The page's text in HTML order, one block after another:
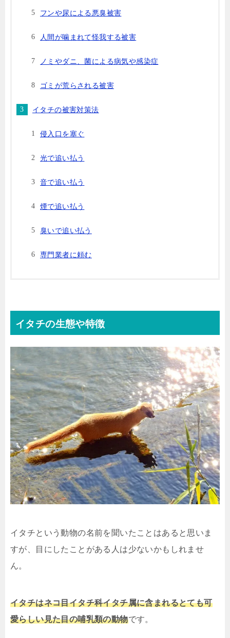
フンや尿による悪臭被害
人間が噛まれて怪我する被害
ノミやダニ、菌による病気や感染症
ゴミが荒らされる被害
イタチの被害対策法
侵入口を塞ぐ
光で追い払う
音で追い払う
煙で追い払う
臭いで追い払う
専門業者に頼む
イタチの生態や特徴
イタチという動物の名前を聞いたことはあると思いま
すが、目にしたことがある人は少ないかもしれませ
ん。
イタチはネコ目イタチ科イタチ属に含まれるとても可
愛らしい見た目の哺乳類の動物です。